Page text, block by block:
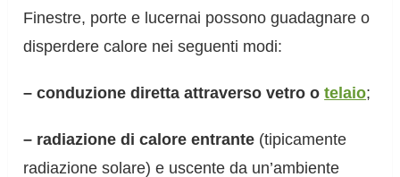
Finestre, porte e lucernai possono guadagnare o
disperdere calore nei seguenti modi:
– conduzione diretta attraverso vetro otelaio;
– radiazione di calore entrante (tipicamente
radiazione solare) e uscente da un’ambiente